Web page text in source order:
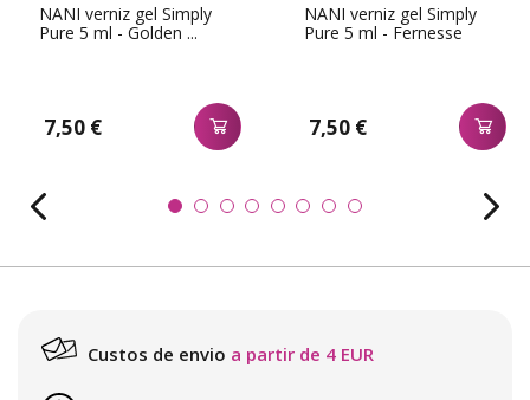
NANI verniz gel Simply
Pure 5 ml - Golden ...
7,50 €
NANI verniz gel Simply
Pure 5 ml - Fernesse
7,50 €
Custos de envio a partir de 4 EUR